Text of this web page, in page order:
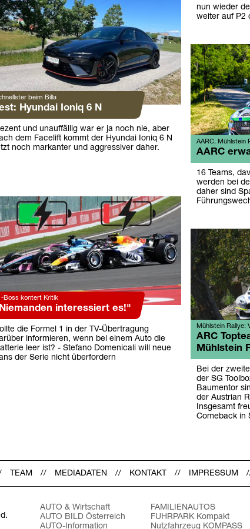
beim Billa
Hyundai Ioniq 6 N
und unauffällig war er ja noch nie, aber
dem Facelift kommt der Hyundai Ioniq 6 N
noch markanter und aggressiver daher.
Boss kontert Kritik
interessiert es!"
die Formel 1 in der TV-Übertragung
informieren, wenn bei einem Auto die
leer ist? - Stefano Domenicali will neue
der Serie nicht überfordern
nun wieder
weiter auf P2
AARC, Mühlstein
AARC
16 Teams,
werden bei
daher sind
Mühlstein Rallye:
ARC
Mühlstein
Bei der
der SG
Baumentor
der Austrian
Insgesamt
Comeback in
TEAM MEDIADATEN KONTAKT IMPRESSUM
AUTO & Wirtschaft
AUTO BILD Österreich
AUTO-Information
FAMILIENAUTOS
FUHRPARK Kompakt
Nutzfahrzeug KOMPASS